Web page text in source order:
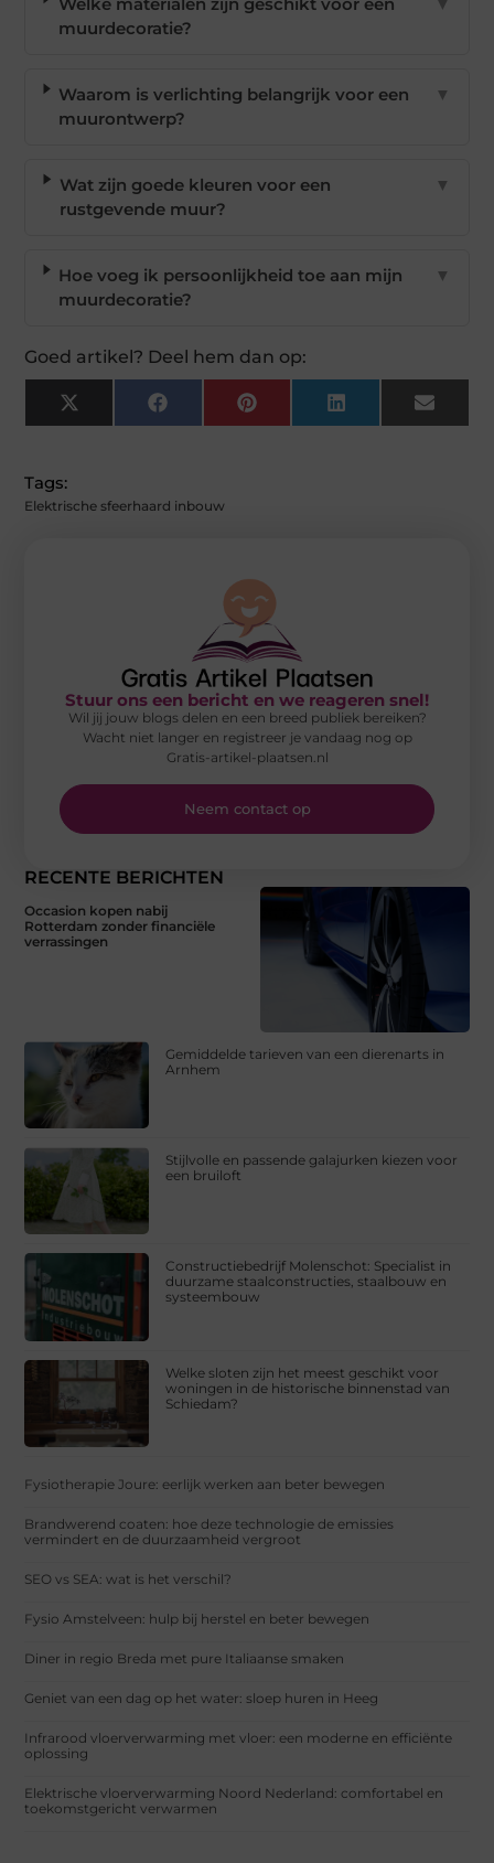
Welke materialen zijn geschikt voor een
muurdecoratie?
▼
Waarom is verlichting belangrijk voor een
muurontwerp?
▼
Wat zijn goede kleuren voor een
rustgevende muur?
▼
Hoe voeg ik persoonlijkheid toe aan mijn
muurdecoratie?
▼
Goed artikel? Deel hem dan op:
X
(Twitter)
FacebookPinterest LinkedIn Email
Tags:
Elektrische sfeerhaard inbouw
RECENTE BERICHTEN
Occasion kopen nabij
Rotterdam zonder financiële
verrassingen
Gemiddelde tarieven van een dierenarts in
Arnhem
Stijlvolle en passende galajurken kiezen voor
een bruiloft
Constructiebedrijf Molenschot: Specialist in
duurzame staalconstructies, staalbouw en
systeembouw
Welke sloten zijn het meest geschikt voor
woningen in de historische binnenstad van
Schiedam?
Fysiotherapie Joure: eerlijk werken aan beter bewegen
Brandwerend coaten: hoe deze technologie de emissies
vermindert en de duurzaamheid vergroot
SEO vs SEA: wat is het verschil?
Fysio Amstelveen: hulp bij herstel en beter bewegen
Diner in regio Breda met pure Italiaanse smaken
Geniet van een dag op het water: sloep huren in Heeg
Infrarood vloerverwarming met vloer: een moderne en efficiënte
oplossing
Elektrische vloerverwarming Noord Nederland: comfortabel en
toekomstgericht verwarmen
Stuur ons een bericht en we reageren snel!
Wil jij jouw blogs delen en een breed publiek bereiken?
Wacht niet langer en registreer je vandaag nog op
Gratis-artikel-plaatsen.nl
Neem contact op